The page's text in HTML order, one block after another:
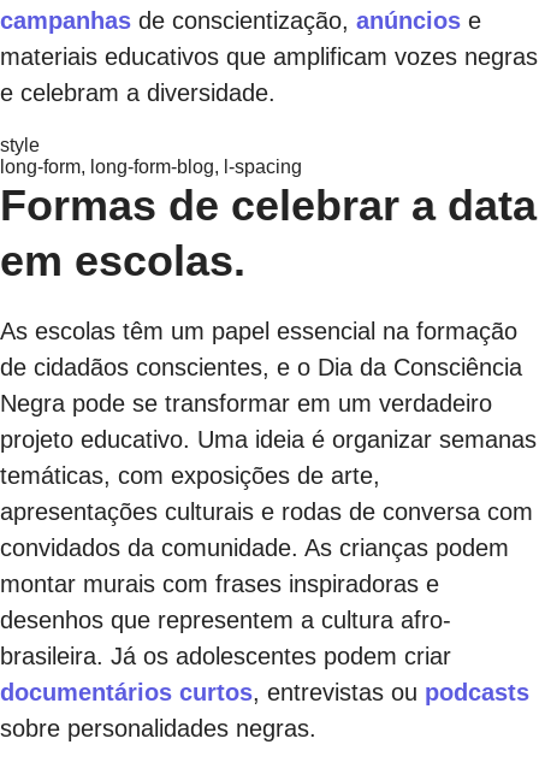
campanhas de conscientização, anúncios e
materiais educativos que amplificam vozes negras
e celebram a diversidade.
style
long-form, long-form-blog, l-spacing
Formas de celebrar a data
em escolas.
As escolas têm um papel essencial na formação
de cidadãos conscientes, e o Dia da Consciência
Negra pode se transformar em um verdadeiro
projeto educativo. Uma ideia é organizar semanas
temáticas, com exposições de arte,
apresentações culturais e rodas de conversa com
convidados da comunidade. As crianças podem
montar murais com frases inspiradoras e
desenhos que representem a cultura afro-
brasileira. Já os adolescentes podem criar
documentários curtos, entrevistas ou podcasts
sobre personalidades negras.